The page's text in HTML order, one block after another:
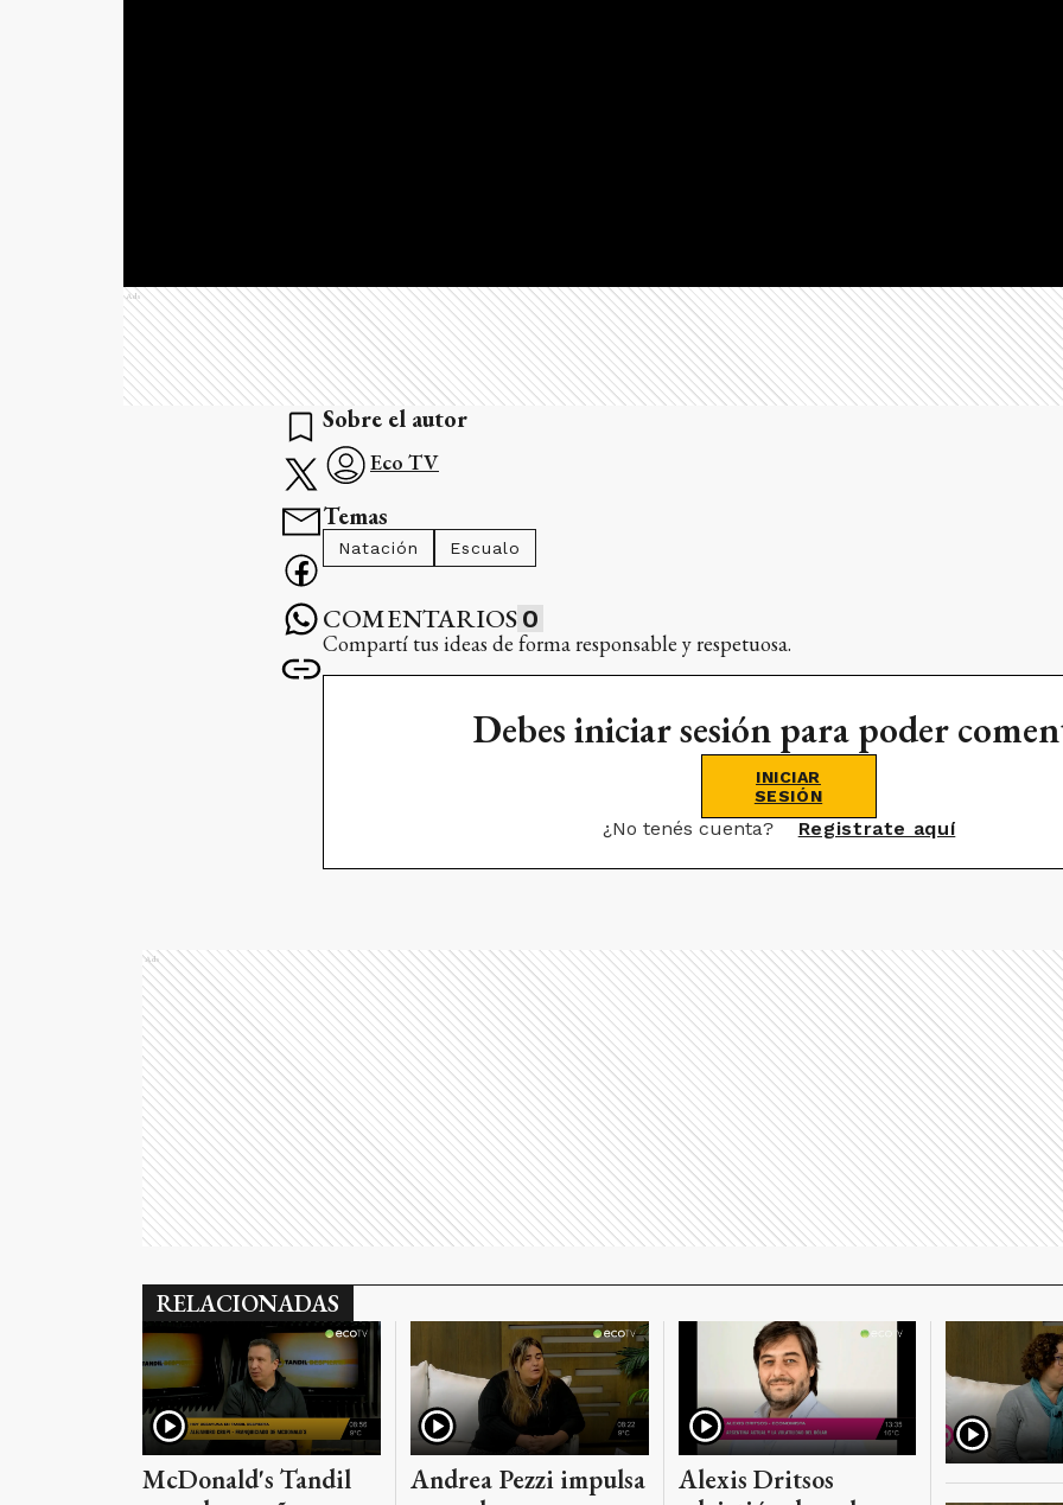
Ads
Sobre el autor
Eco TV
Temas
Natación Escualo
COMENTARIOS 0
Compartí tus ideas de forma responsable y respetuosa.
Debes iniciar sesión para poder
INICIAR
SESIÓN
¿No tenés cuenta? Registrate aquí
Ads
RELACIONADAS
McDonald's Tandil
Andrea Pezzi impulsa
Alexis Dritsos